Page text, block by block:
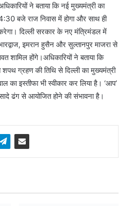
ने बताया कि नई मुख्यमंत्री का
बजे राज निवास में होगा और साथ ही
दिल्ली सरकार के नए मंत्रिमंडल में
इमरान हुसैन और सुल्तानपुर माजरा से
शामिल होंगे।अधिकारियों ने बताया कि
शपथ ग्रहण की तिथि से दिल्ली का मुख्यमंत्री
का इस्तीफा भी स्वीकार कर लिया है। ‘आप’
ढंग से आयोजित होने की संभावना है।